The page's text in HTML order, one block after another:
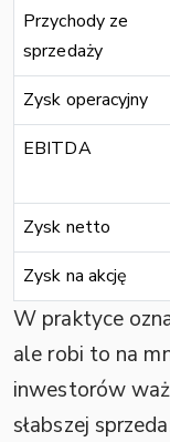
Przychody ze
sprzedaży
Zysk operacyjny
EBITDA
Zysk netto
Zysk na akcję
W praktyce
ale robi to na
inwestorów
słabszej